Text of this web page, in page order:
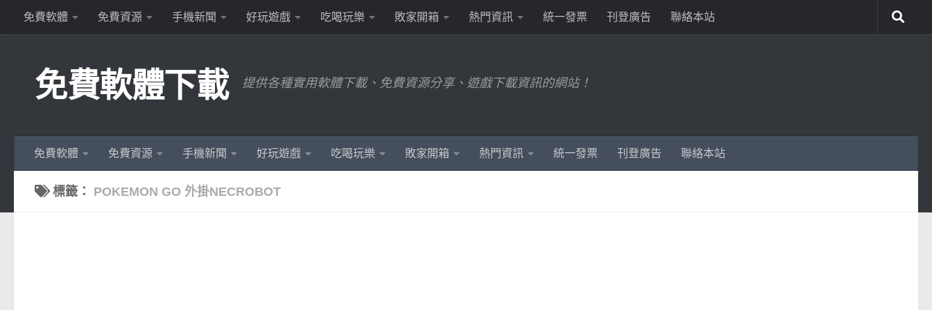
Skip to content
免費軟體 免費資源 手機新聞 好玩遊戲 吃喝玩樂 敗家開箱 熱門資訊 統一發票 刊登廣告 聯絡本站
免費軟體下載 提供各種實用軟體下載、免費資源分享、遊戲下載資訊的網站！
免費軟體 免費資源 手機新聞 好玩遊戲 吃喝玩樂 敗家開箱 熱門資訊 統一發票 刊登廣告 聯絡本站
標籤： POKEMON GO 外掛NECROBOT